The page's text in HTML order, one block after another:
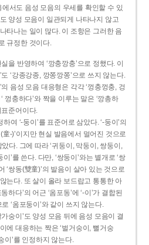
에서도 음성 모음의 우세를 확인할 수 있
양성 모음이 일관되게 나타나지 않고
타나는 일이 많다. 이 조항은 그러한 음
규정한 것이다.
을 반영하여 ‘깡충깡충’으로 정했다. 이
‘강종강종, 깡쫑깡쫑’으로 쓰지 않는다.
음성 모음 대응형은 각각 ‘껑충껑충, 겅
껑충하다’와 짝을 이루는 말은 ‘깡총하
표준어이다.
여 ‘-둥이’를 표준어로 삼았다. ‘-둥이’의
(童-)’이지만 현실 발음에서 멀어진 것으로
다. 그에 따라 ‘귀둥이, 막둥이, 쌍둥이,
’를 쓴다. 다만, ‘쌍둥이’와는 별개로 ‘쌍
‘쌍동(雙童)’의 발음이 살아 있는 것으로
는다. 또 살이 올라 보드랍고 통통한 아
하다’의 어근 ‘옴포동’에 ‘-이’가 결합된
‘옴포둥이’와 같이 쓰지 않는다.
숭이’도 양성 모음 뒤에 음성 모음이 결
에 대응하는 짝은 ‘벌거숭이, 뻘거숭
이’를 인정하지 않는다.